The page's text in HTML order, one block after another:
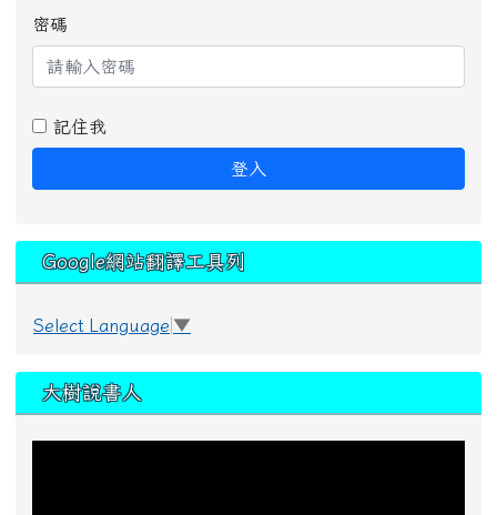
密碼
記住我
登入
Google網站翻譯工具列
Select Language ▼
大樹說書人